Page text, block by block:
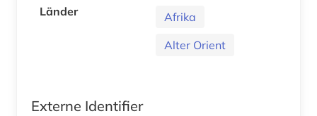
Länder
Afrika
Alter Orient
Externe Identifier